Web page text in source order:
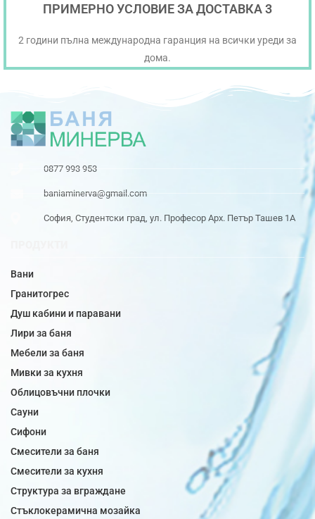
ПРИМЕРНО УСЛОВИЕ ЗА ДОСТАВКА 3
2 години пълна международна гаранция на всички уреди за
дома.
0877 993 953
baniaminerva@gmail.com
София, Студентски град, ул. Професор Арх. Петър Ташев 1А
Вани
Гранитогрес
Душ кабини и паравани
Лири за баня
Мебели за баня
Мивки за кухня
Облицовъчни плочки
Сауни
Сифони
Смесители за баня
Смесители за кухня
Структура за вграждане
Стъклокерамична мозайка